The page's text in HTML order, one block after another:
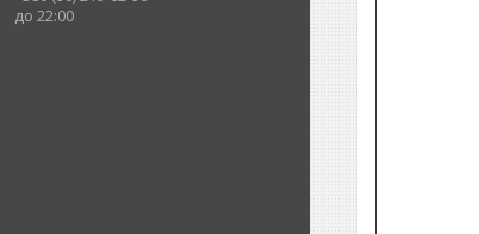
до 22:00